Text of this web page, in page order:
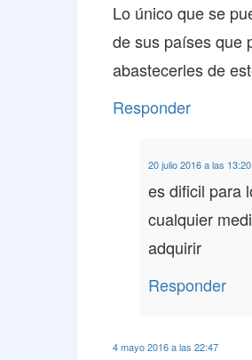
Lo único que se
de sus países que
abastecerles de
Responder
20 julio 2016 a las 13:20
es dificil para
cualquier
adquirir
Responder
4 mayo 2016 a las 22:47